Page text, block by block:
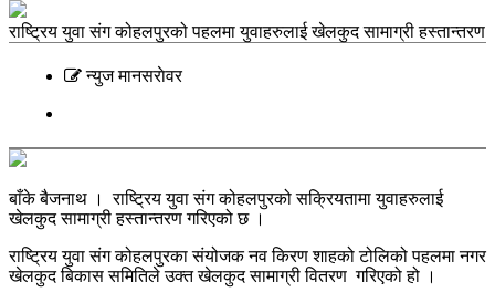
राष्ट्रिय युवा संग कोहलपुरको पहलमा युवाहरुलाई खेलकुद सामाग्री हस्तान्तरण
न्युज मानसराेवर
बाँके बैजनाथ । राष्ट्रिय युवा संग कोहलपुरको सक्रियतामा युवाहरुलाई
खेलकुद सामाग्री हस्तान्तरण गरिएको छ ।
राष्ट्रिय युवा संग कोहलपुरका संयोजक नव किरण शाहको टोलिको पहलमा नगर
खेलकुद बिकास समितिले उक्त खेलकुद सामाग्री वितरण गरिएको हो ।